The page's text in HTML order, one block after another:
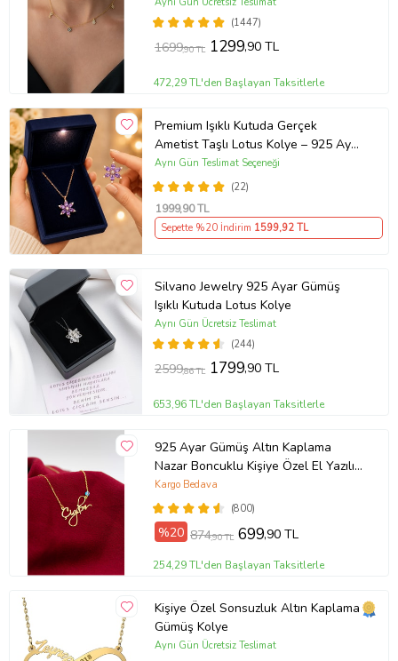
(1447)
1699,90 TL 1299,90 TL
472,29 TL'den Başlayan Taksitlerle
Premium Işıklı Kutuda Gerçek
Ametist Taşlı Lotus Kolye – 925 Ayar
Gümüş Kadın Kolye
(22)
Aynı Gün Teslimat Seçeneği
1999,90 TL
Sepette %20 İndirim 1599,92 TL
Silvano Jewelry 925 Ayar Gümüş
Işıklı Kutuda Lotus Kolye
(244)
Aynı Gün Ücretsiz Teslimat
2599,86 TL 1799,90 TL
653,96 TL'den Başlayan Taksitlerle
925 Ayar Gümüş Altın Kaplama
Nazar Boncuklu Kişiye Özel El Yazılı
Kolye (Sarı)
(800)
Kargo Bedava
%20 874,90 TL 699,90 TL
254,29 TL'den Başlayan Taksitlerle
Kişiye Özel Sonsuzluk Altın Kaplama
Gümüş Kolye
Aynı Gün Ücretsiz Teslimat